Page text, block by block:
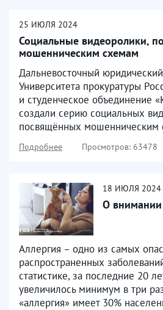
25 ИЮЛЯ 2024
Социальные видеоролики,
мошенническим схемам
Дальневосточный
Университета прокуратуры
и студенческое объединение
создали серию социальных
посвящённых мошенническим
Подробнее Просмотров: 63478
18 ИЮЛЯ 2024
О внимании
Аллергия – одно из самых
распространенных
статистике, за последние 20
увеличилось минимум в три
«аллергия» имеет 30%